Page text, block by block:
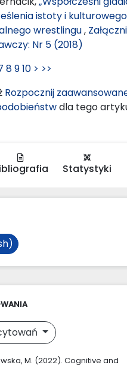
istoty i
wrestlingu,
Nr 5 (2018)
8910 > >>
Rozpocznij
dla tego
Statystyki
M. (2022). Cognitive and